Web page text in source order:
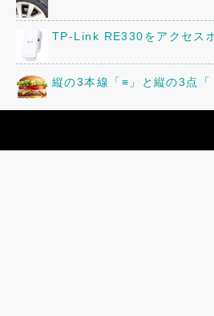
TP-Link RE330をアクセス
縦の3本線「≡」と縦の3点
京阪80型82号車の車内に、